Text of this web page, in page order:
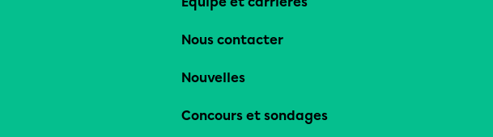
Nous contacter
Nouvelles
Concours et sondages